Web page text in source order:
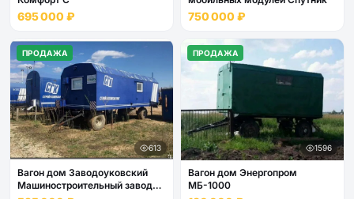
695 000 ₽ 750 000 ₽
ПРОДАЖА
613
Вагон дом Заводоуковский
Машиностроительный завод
ПРОДАЖА
1596
Вагон дом Энергопром
МБ-1000